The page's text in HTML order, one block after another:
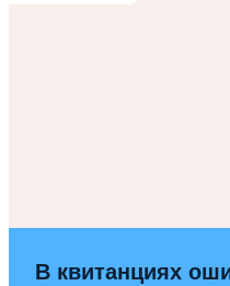
В квитанциях